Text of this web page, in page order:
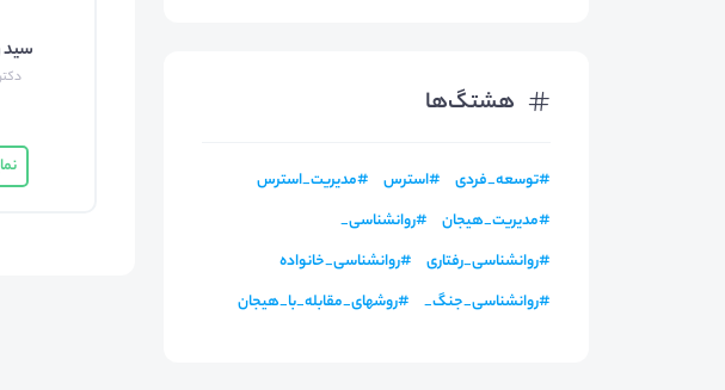
هشتگ‌ها
#توسعه_فردی #استرس #مدیریت_استرس
#مدیریت_هیجان #روانشناسی_
#روانشناسی_رفتاری #روانشناسی_خانواده
#روانشناسی_جنگ_ #روشهای_مقابله_با_هیجان
سید